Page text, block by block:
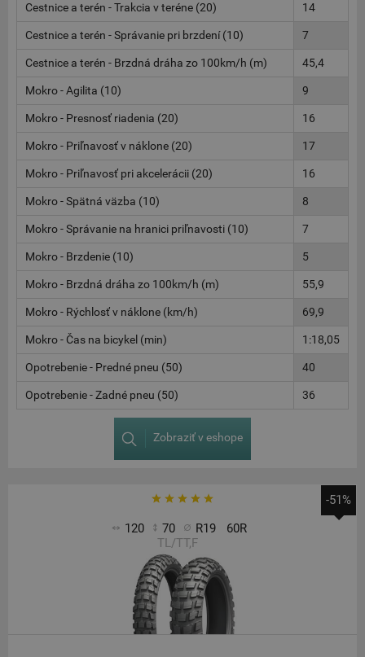
Cestnice a terén - Trakcia v teréne (20) 14
Cestnice a terén - Správanie pri brzdení (10) 7
Cestnice a terén - Brzdná dráha zo 100km/h (m) 45,4
Mokro - Agilita (10) 9
Mokro - Presnosť riadenia (20) 16
Mokro - Priľnavosť v náklone (20) 17
Mokro - Priľnavosť pri akcelerácii (20) 16
Mokro - Spätná väzba (10) 8
Mokro - Správanie na hranici priľnavosti (10) 7
Mokro - Brzdenie (10) 5
Mokro - Brzdná dráha zo 100km/h (m) 55,9
Mokro - Rýchlosť v náklone (km/h) 69,9
Mokro - Čas na bicykel (min) 1:18,05
Opotrebenie - Predné pneu (50) 40
Opotrebenie - Zadné pneu (50) 36
Zobraziť v eshope
120 70 R19
60R
TL/TT,F
-51%